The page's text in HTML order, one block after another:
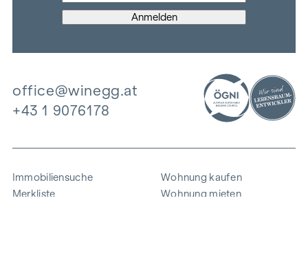
office@winegg.at
+43 1 9076178
Immobiliensuche
Merkliste
Wohnung kaufen
Wohnung mieten